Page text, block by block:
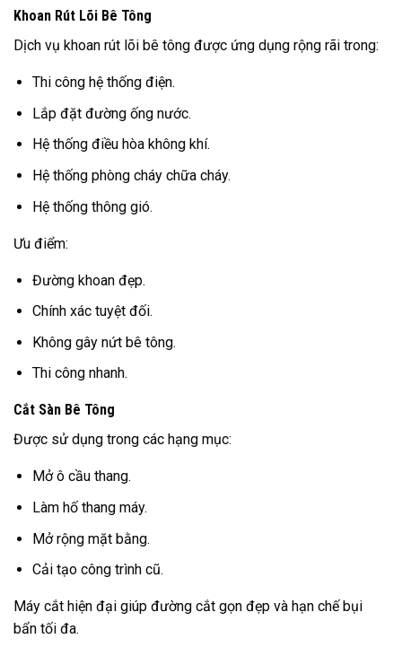
Khoan Rút Lõi Bê Tông
Dịch vụ khoan rút lõi bê tông được ứng dụng rộng rãi trong:
Thi công hệ thống điện.
Lắp đặt đường ống nước.
Hệ thống điều hòa không khí.
Hệ thống phòng cháy chữa cháy.
Hệ thống thông gió.
Ưu điểm:
Đường khoan đẹp.
Chính xác tuyệt đối.
Không gây nứt bê tông.
Thi công nhanh.
Cắt Sàn Bê Tông
Được sử dụng trong các hạng mục:
Mở ô cầu thang.
Làm hố thang máy.
Mở rộng mặt bằng.
Cải tạo công trình cũ.
Máy cắt hiện đại giúp đường cắt gọn đẹp và hạn chế bụi
bẩn tối đa.